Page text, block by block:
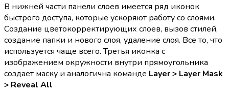
В нижней части панели слоев имеется ряд иконок
быстрого доступа, которые ускоряют работу со слоями.
Создание цветокорректирующих слоев, вызов стилей,
создание папки и нового слоя, удаление слоя. Все то, что
используется чаще всего. Третья иконка с
изображением окружности внутри прямоугольника
создает маску и аналогична команде Layer > Layer Mask
> Reveal All